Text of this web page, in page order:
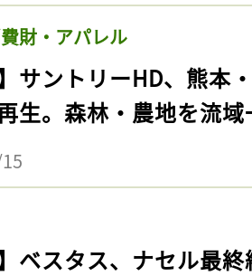
財・アパレル
】サントリーHD、熊本
生。森林・農地を流
】ベスタス、ナセル最